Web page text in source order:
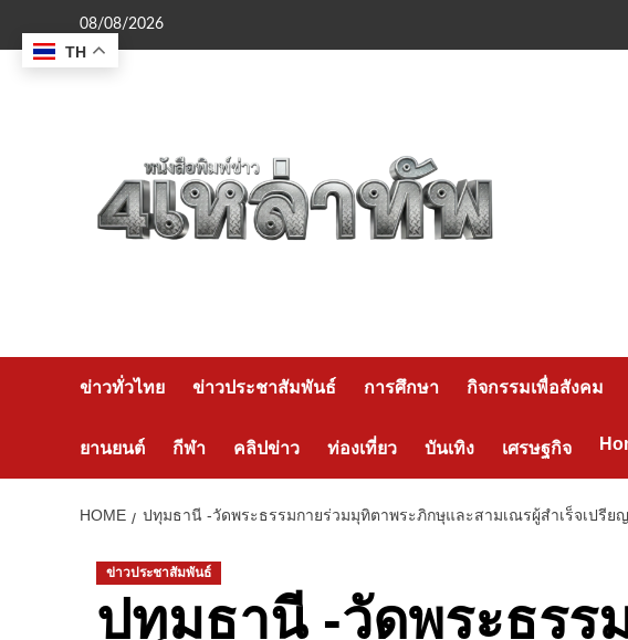
content
08/08/2026
ข่าวทั่วไทย ข่าวประชาสัมพันธ์ การศึกษา กิจกรรมเพื่อสังคม
ยานยนต์ กีฬา คลิปข่าว ท่องเที่ยว บันเทิง เศรษฐกิจ
HOME ปทุมธานี -วัดพระธรรมกายร่วมมุทิตาพระภิกษุและสามเณรผู้สำเร็จเปรี
ข่าวประชาสัมพันธ์
ปทุมธานี -วัดพระธรร
TH